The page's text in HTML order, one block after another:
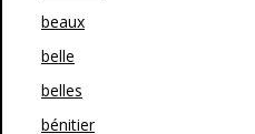
beaux
belle
belles
bénitier